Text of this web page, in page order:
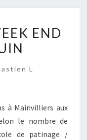
END
L
à Mainvilliers aux
le nombre de
de patinage /